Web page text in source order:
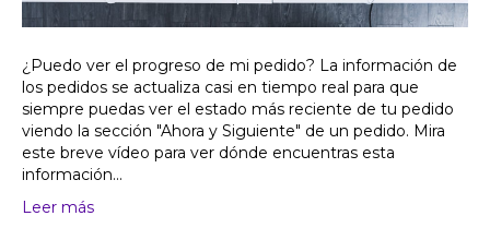
¿Puedo ver el progreso de mi pedido? La información de
los pedidos se actualiza casi en tiempo real para que
siempre puedas ver el estado más reciente de tu pedido
viendo la sección "Ahora y Siguiente" de un pedido. Mira
este breve vídeo para ver dónde encuentras esta
información...
Leer más